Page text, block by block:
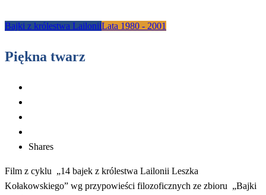
Bajki z królestwa LailoniiLata 1980 - 2001
Piękna twarz
Shares
Film z cyklu „14 bajek z królestwa Lailonii Leszka
Kołakowskiego” wg przypowieści filozoficznych ze zbioru „Bajki